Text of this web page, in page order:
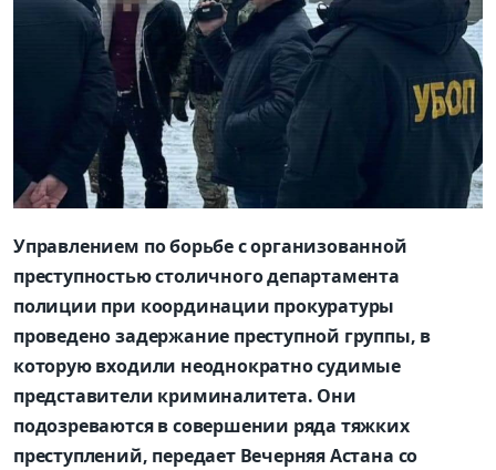
Управлением по борьбе с организованной
преступностью столичного департамента
полиции при координации прокуратуры
проведено задержание преступной группы, в
которую входили неоднократно судимые
представители криминалитета. Они
подозреваются в совершении ряда тяжких
преступлений, передает Вечерняя Астана со